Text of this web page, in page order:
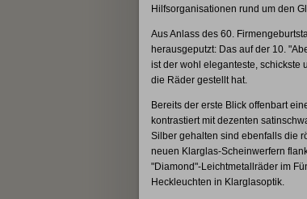
Hilfsorganisationen rund um den
Aus Anlass des 60.
herausgeputzt: Das auf der 10.
ist der wohl eleganteste, schickste
die Räder gestellt hat.
Bereits der erste Blick offenbart
kontrastiert mit dezenten
Silber gehalten sind ebenfalls die
neuen Klarglas-Scheinwerfern
"Diamond"-Leichtmetallräder im
Heckleuchten in Klarglasoptik.